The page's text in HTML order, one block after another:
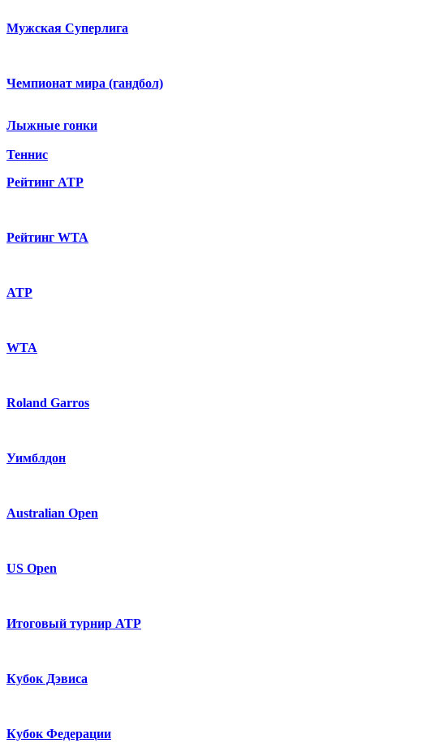
Мужская Суперлига
Чемпионат мира (гандбол)
Лыжные гонки
Теннис
Рейтинг ATP
Рейтинг WTA
ATP
WTA
Roland Garros
Уимблдон
Australian Open
US Open
Итоговый турнир ATP
Кубок Дэвиса
Кубок Федерации